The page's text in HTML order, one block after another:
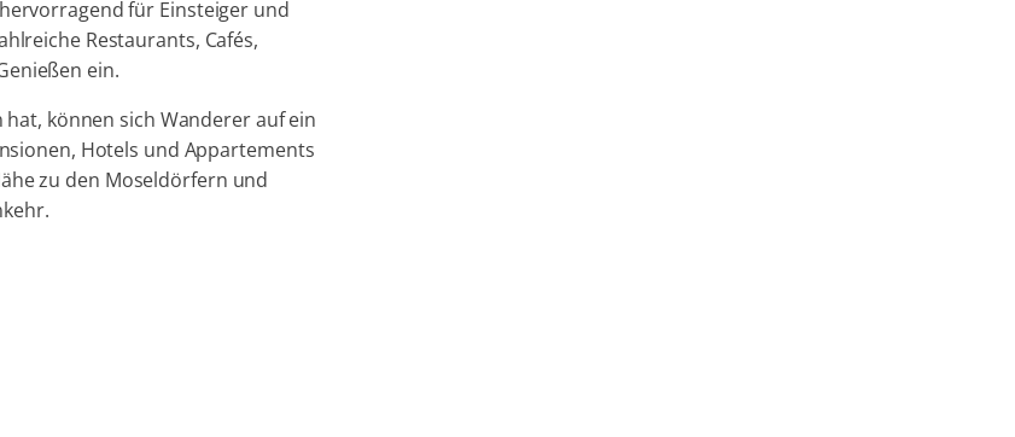
für Einsteiger und
Restaurants, Cafés,
ein.
können sich Wanderer auf ein
Hotels und Appartements
zu den Moseldörfern und